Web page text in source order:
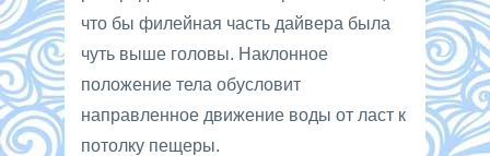
что бы филейная часть дайвера была
чуть выше головы. Наклонное
положение тела обусловит
направленное движение воды от ласт к
потолку пещеры.